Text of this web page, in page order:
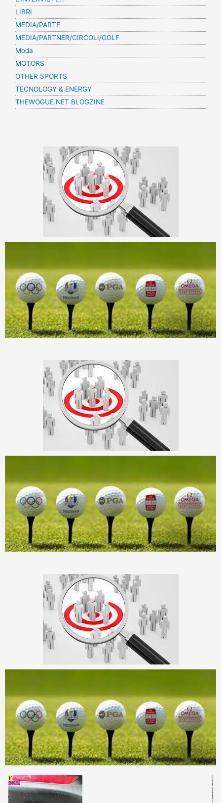
LIBRI
MEDIA/PARTE
MEDIA/PARTNER/CIRCOLI/GOLF
Moda
MOTORS
OTHER SPORTS
TECNOLOGY & ENERGY
THEWOGUE.NET BLOGZINE